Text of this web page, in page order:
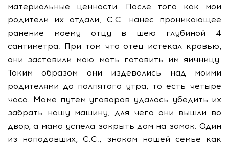
материальные ценности. После того как мои
родители их отдали, С.С. нанес проникающее
ранение моему отцу в шею глубиной 4
сантиметра. При том что отец истекал кровью,
они заставили мою мать готовить им яичницу.
Таким образом они издевались над моими
родителями до полпятого утра, то есть четыре
часа. Маме путем уговоров удалось убедить их
забрать нашу машину, для чего они вышли во
двор, а мама успела закрыть дом на замок. Один
из нападавших, С.С., знаком нашей семье как